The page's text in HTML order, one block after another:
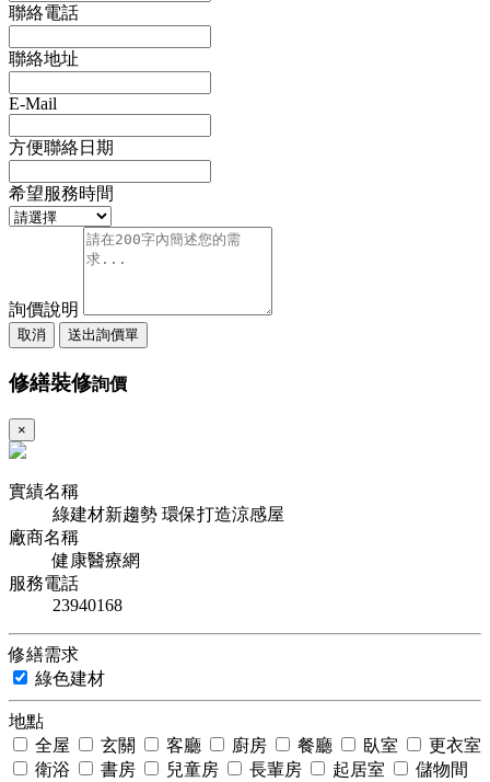
聯絡電話
聯絡地址
E-Mail
方便聯絡日期
希望服務時間
詢價說明
取消 送出詢價單
修繕裝修詢價
×
實績名稱
綠建材新趨勢 環保打造涼感屋
廠商名稱
健康醫療網
服務電話
23940168
修繕需求
綠色建材
地點
全屋
玄關 客廳 廚房 餐廳 臥室
更衣室
衛浴
書房 兒童房 長輩房 起居室
儲物間